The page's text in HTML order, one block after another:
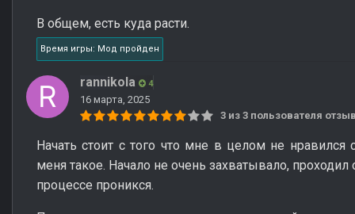
В общем, есть куда расти.
Время игры: Мод пройден
rannikola 4
16 марта, 2025
3 из 3 пользователя
Начать стоит с того что мне в целом не нравился
меня такое. Начало не очень захватывало,
процессе проникся.